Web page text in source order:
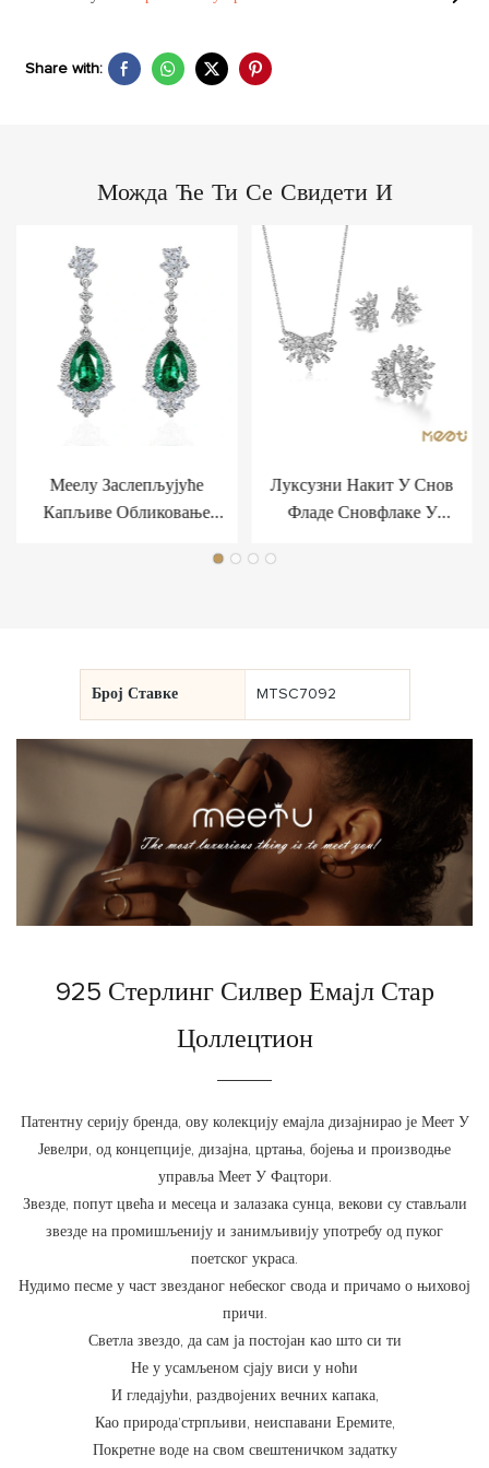
Share with:
Можда Ће Ти Се Свидети И
Меелу Заслепљујуће
Капљиве Обликовање
Луксузни Накит У Снов
Фладе Сновфлаке У
Број Ставке MTSC7092
925 Стерлинг Силвер Емајл Стар
Цоллецтион
Патентну серију бренда, ову колекцију емајла дизајнирао је Меет У
Јевелри, од концепције, дизајна, цртања, бојења и производње
управља Меет У Фацтори.
Звезде, попут цвећа и месеца и залазака сунца, векови су стављали
звезде на промишљенију и занимљивију употребу од пуког
поетског украса.
Нудимо песме у част звезданог небеског свода и причамо о њиховој
причи.
Светла звездо, да сам ја постојан као што си ти
Не у усамљеном сјају виси у ноћи
И гледајући, раздвојених вечних капака,
Као природа’стрпљиви, неиспавани Еремите,
Покретне воде на свом свештеничком задатку